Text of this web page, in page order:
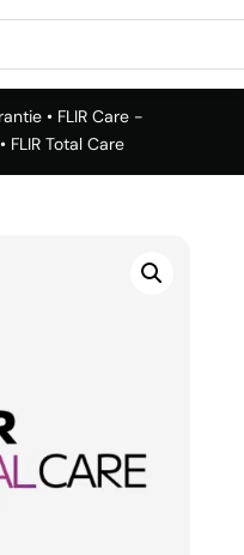
• FLIR Care -
• FLIR Total Care